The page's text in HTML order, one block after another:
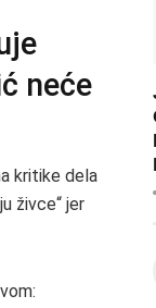
neće
kritike dela
živce“ jer